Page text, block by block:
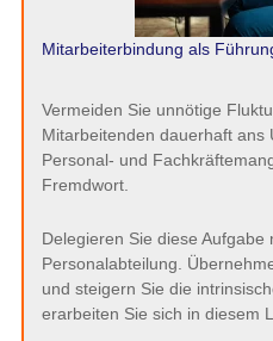
Mitarbeiterbindung als
Vermeiden Sie unnötige
Mitarbeitenden dauerhaft ans
Personal- und
Fremdwort.
Delegieren Sie diese Aufgabe
Personalabteilung.
und steigern Sie die
erarbeiten Sie sich in diesem